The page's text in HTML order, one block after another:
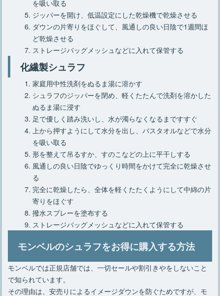
を吸い取る
ジッパーを開け、低温設定にした乾燥機で乾燥させる
ダウンの片寄りをほぐして、風通しの良い日陰で1週間ほ
ど乾燥させる
ストレージバッグメッシュなどに入れて保管する
化繊製シュラフ
家庭用中性洗剤をぬるま湯に溶かす
シュラフのジッパーを閉め、軽くたたんで洗剤を溶かした
ぬるま湯に浸す
足で優しく踏み洗いし、水が濁らなくなるまですすぐ
上から押すようにして水分を出し、バスタオルなどで水分
を吸い取る
形を整えて吊るすか、すのこなどの上に平干しする
風通しの良い日陰でゆっくり時間をかけて完全に乾燥させ
る
完全に乾燥したら、全体を軽くたたくようにして中綿の片
寄りをほぐす
撥水スプレーを塗布する
ストレージバッグメッシュなどに入れて保管する
モンベルのシュラフをお得に購入する方法
モンベルでは正規店舗では、一切セールや割引きやをしないこと
で知られています。
その理由は、安売りによるイメージダウンを防ぐためですが、モ